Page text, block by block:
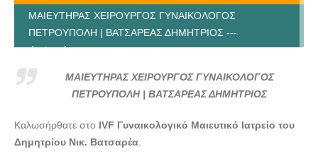
ΜΑΙΕΥΤΗΡΑΣ ΧΕΙΡΟΥΡΓΟΣ ΓΥΝΑΙΚΟΛΟΓΟΣ
ΠΕΤΡΟΥΠΟΛΗ | ΒΑΤΣΑΡΕΑΣ ΔΗΜΗΤΡΙΟΣ ---
doctors4u.gr
ΜΑΙΕΥΤΗΡΑΣ ΧΕΙΡΟΥΡΓΟΣ ΓΥΝΑΙΚΟΛΟΓΟΣ
ΠΕΤΡΟΥΠΟΛΗ | ΒΑΤΣΑΡΕΑΣ ΔΗΜΗΤΡΙΟΣ ---
ΜΑΙΕΥΤΗΡΑΣ ΧΕΙΡΟΥΡΓΟΣ ΓΥΝΑΙΚΟΛΟΓΟΣ
ΠΕΤΡΟΥΠΟΛΗ | ΒΑΤΣΑΡΕΑΣ ΔΗΜΗΤΡΙΟΣ ---
ΜΑΙΕΥΤΗΡΑΣ ΧΕΙΡΟΥΡΓΟΣ ΓΥΝΑΙΚΟΛΟΓΟΣ
ΠΕΤΡΟΥΠΟΛΗ | ΒΑΤΣΑΡΕΑΣ ΔΗΜΗΤΡΙΟΣ
Καλωσήρθατε στο IVF Γυναικολογικό Μαιευτικό Ιατρείο του
Δημητρίου Νικ. Βατσαρέα